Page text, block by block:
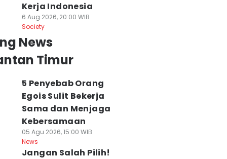
Kerja Indonesia
6 Aug 2026, 20:00 WIB
Society
News
Timur
5 Penyebab Orang
Egois Sulit Bekerja
Sama dan Menjaga
Kebersamaan
05 Agu 2026, 15:00 WIB
News
Jangan Salah Pilih!